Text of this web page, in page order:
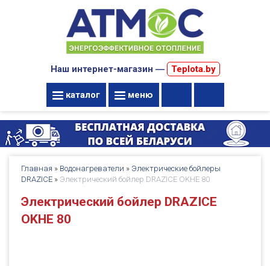
Наш интернет-магазин ― Teplota.by
каталог меню
Главная » Водонагреватели » Электрические бойлеры
DRAZICE » Электрический бойлер DRAZICE OKHE 80
Электрический бойлер DRAZICE
OKHE 80